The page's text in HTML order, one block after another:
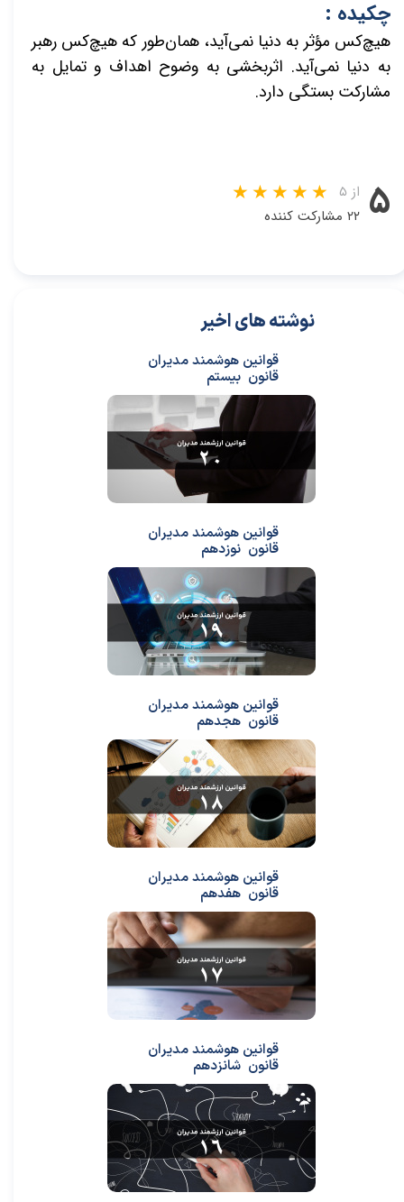
چکیده :
هیچ‌کس مؤثر به دنیا نمی‌آید، همان‌طور که هیچ‌کس رهبر
به دنیا نمی‌آید. اثربخشی به وضوح اهداف و تمایل به
مشارکت بستگی دارد.
۵ از ۵
۲۲ مشارکت کننده
قوانین هوشمند مدیران
قانون بیستم
قوانین هوشمند مدیران
قانون نوزدهم
قوانین هوشمند مدیران
قانون هجدهم
قوانین هوشمند مدیران
قانون هفدهم
قوانین هوشمند مدیران
قانون شانزدهم
نوشته های اخیر